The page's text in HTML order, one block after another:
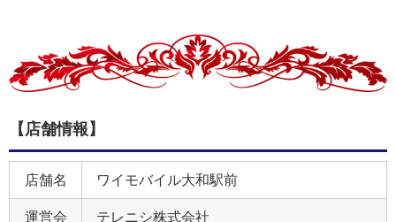
【店舗情報】
店舗名 ワイモバイル大和駅前
運営会 テレニシ株式会社